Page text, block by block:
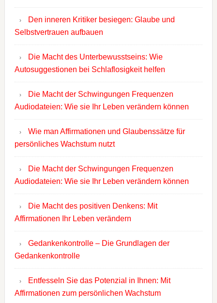
Den inneren Kritiker besiegen: Glaube und
Selbstvertrauen aufbauen
Die Macht des Unterbewusstseins: Wie
Autosuggestionen bei Schlaflosigkeit helfen
Die Macht der Schwingungen Frequenzen
Audiodateien: Wie sie Ihr Leben verändern können
Wie man Affirmationen und Glaubenssätze für
persönliches Wachstum nutzt
Die Macht der Schwingungen Frequenzen
Audiodateien: Wie sie Ihr Leben verändern können
Die Macht des positiven Denkens: Mit
Affirmationen Ihr Leben verändern
Gedankenkontrolle – Die Grundlagen der
Gedankenkontrolle
Entfesseln Sie das Potenzial in Ihnen: Mit
Affirmationen zum persönlichen Wachstum